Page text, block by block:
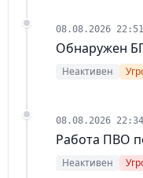
08.08.2026 22:51
Обнаружен
Неактивен
08.08.2026 22:34
Работа ПВО
Неактивен